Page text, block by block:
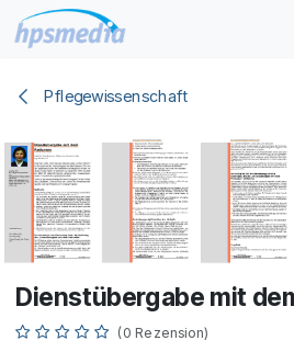
Zum Inhalt springen
Pflegewissenschaft
Dienstübergabe mit
(0 Rezension)